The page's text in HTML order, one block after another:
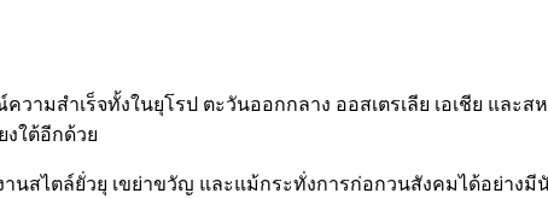
วามสำเร็จทั้งในยุโรป ตะวันออกกลาง ออสเตรเลีย เอเชีย และ
งใต้อีกด้วย
สไตล์ยั่วยุ เขย่าขวัญ และแม้กระทั่งการก่อกวนสังคมได้อย่างมี